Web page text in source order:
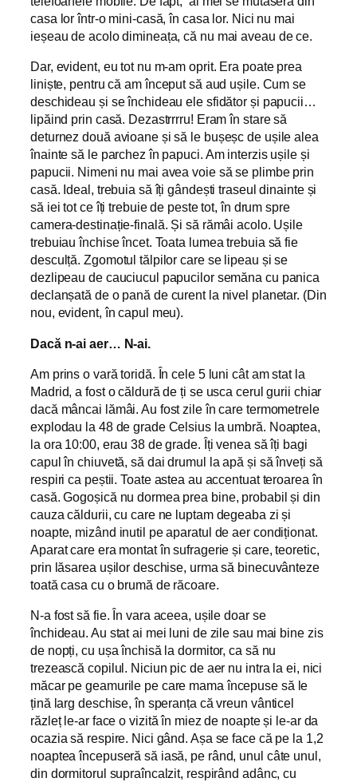
casa lor într-o mini-casă, în casa lor. Nici nu mai
ieșeau de acolo dimineața, că nu mai aveau de ce.
Dar, evident, eu tot nu m-am oprit. Era poate prea
liniște, pentru că am început să aud ușile. Cum se
deschideau și se închideau ele sfidător și papucii…
lipăind prin casă. Dezastrrrru! Eram în stare să
deturnez două avioane și să le bușeșc de ușile alea
înainte să le parchez în papuci. Am interzis ușile și
papucii. Nimeni nu mai avea voie să se plimbe prin
casă. Ideal, trebuia să îți gândești traseul dinainte și
să iei tot ce îți trebuie de peste tot, în drum spre
camera-destinație-finală. Și să rămâi acolo. Ușile
trebuiau închise încet. Toata lumea trebuia să fie
desculță. Zgomotul tălpilor care se lipeau și se
dezlipeau de cauciucul papucilor semăna cu panica
declanșată de o pană de curent la nivel planetar. (Din
nou, evident, în capul meu).
Dacă n-ai aer… N-ai.
Am prins o vară toridă. În cele 5 luni cât am stat la
Madrid, a fost o căldură de ți se usca cerul gurii chiar
dacă mâncai lămâi. Au fost zile în care termometrele
explodau la 48 de grade Celsius la umbră. Noaptea,
la ora 10:00, erau 38 de grade. Îți venea să îți bagi
capul în chiuvetă, să dai drumul la apă și să înveți să
respiri ca peștii. Toate astea au accentuat teroarea în
casă. Gogoșică nu dormea prea bine, probabil și din
cauza căldurii, cu care ne luptam degeaba zi și
noapte, mizând inutil pe aparatul de aer condiționat.
Aparat care era montat în sufragerie și care, teoretic,
prin lăsarea ușilor deschise, urma să binecuvânteze
toată casa cu o brumă de răcoare.
N-a fost să fie. În vara aceea, ușile doar se
închideau. Au stat ai mei luni de zile sau mai bine zis
de nopți, cu ușa închisă la dormitor, ca să nu
trezească copilul. Niciun pic de aer nu intra la ei, nici
măcar pe geamurile pe care mama începuse să le
țină larg deschise, în speranța că vreun vânticel
răzleț le-ar face o vizită în miez de noapte și le-ar da
ocazia să respire. Nici gând. Așa se face că pe la 1,2
noaptea începuseră să iasă, pe rând, unul câte unul,
din dormitorul supraîncalzit, respirând adânc, cu